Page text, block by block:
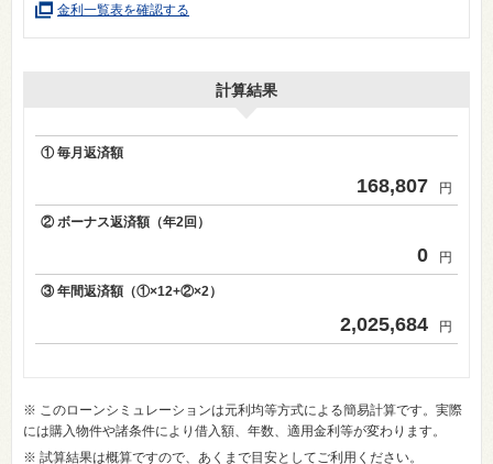
金利一覧表を確認する
計算結果
① 毎月返済額
168,807 円
② ボーナス返済額（年2回）
0 円
③ 年間返済額（①×12+②×2）
2,025,684 円
※ このローンシミュレーションは元利均等方式による簡易計算です。実際
には購入物件や諸条件により借入額、年数、適用金利等が変わります。
※ 試算結果は概算ですので、あくまで目安としてご利用ください。